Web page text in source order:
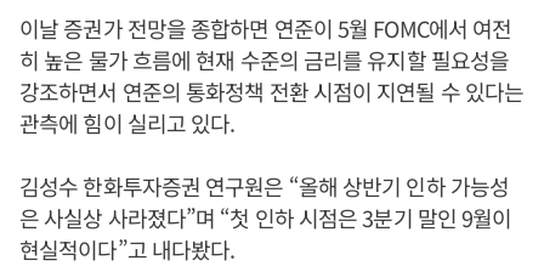
이날 증권가 전망을 종합하면 연준이 5월 FOMC에서 여전
히 높은 물가 흐름에 현재 수준의 금리를 유지할 필요성을
강조하면서 연준의 통화정책 전환 시점이 지연될 수 있다는
관측에 힘이 실리고 있다.
김성수 한화투자증권 연구원은 “올해 상반기 인하 가능성
은 사실상 사라졌다”며 “첫 인하 시점은 3분기 말인 9월이
현실적이다”고 내다봤다.